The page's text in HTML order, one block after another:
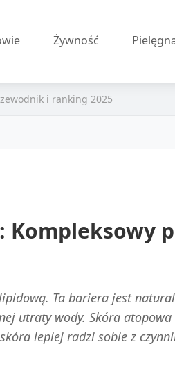
Żywność
i ranking 2025
Kompleksowy
Ta bariera jest
utraty wody. Skóra
lepiej radzi sobie z